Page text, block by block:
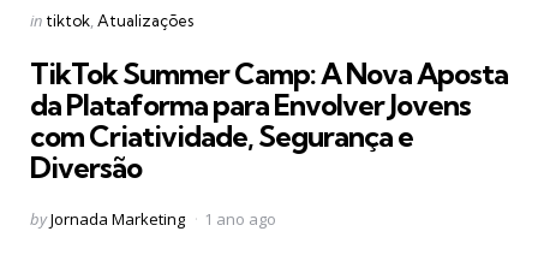
Categories
Posted
in tiktok Atualizações
TikTok Summer Camp: A Nova Aposta
da Plataforma para Envolver Jovens
com Criatividade, Segurança e
Diversão
Posted
byJornada Marketing 1 ano ago